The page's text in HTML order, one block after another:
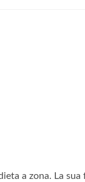
a zona. La